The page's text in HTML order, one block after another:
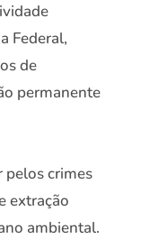
Federal,
de
permanente
pelos crimes
extração
ambiental.